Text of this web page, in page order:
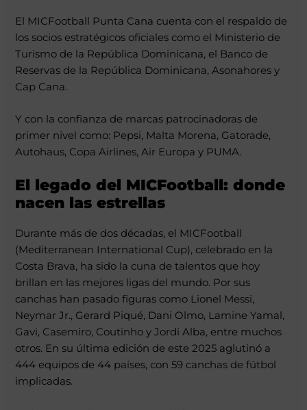
El MICFootball Punta Cana cuenta con el respaldo de
los socios estratégicos oficiales como el Ministerio de
Turismo de la República Dominicana, el Banco de
Reservas de la República Dominicana, Asonahores y
Cap Cana.
Y con la confianza de marcas patrocinadoras de
primer nivel como: Pepsi, Malta Morena, Gatorade,
Autohaus, Copa Airlines, Air Europa y PUMA.
El legado del MICFootball: donde
nacen las estrellas
Durante más de dos décadas, el MICFootball
(Mediterranean International Cup), celebrado en la
Costa Brava, ha sido la cuna de talentos que hoy
brillan en las mejores ligas del mundo. Por sus
canchas han pasado figuras como Lionel Messi,
Neymar Jr., Gerard Piqué, Dani Olmo, Lamine Yamal,
Gavi, Casemiro, Coutinho y Jordi Alba, entre muchos
otros. En su última edición de este 2025 aglutinó a
444 equipos de 44 países, con 59 canchas de fútbol
implicadas.